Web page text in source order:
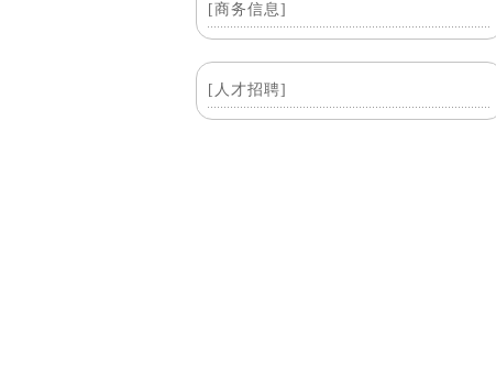
[商务信息]
[人才招聘]